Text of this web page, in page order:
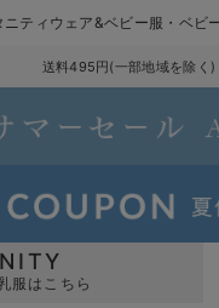
ニティウェア&ベビー服・ベビ
送料495円(一部地域を除く
服はこちら